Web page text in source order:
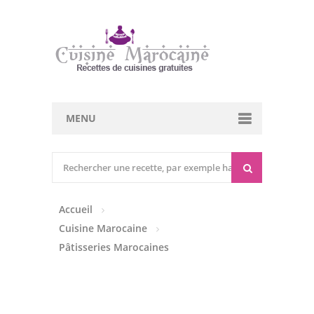
MENU
Entrées Froides
Tajines
Accueil
Cuisine Marocaine
Pâtisseries Marocaines